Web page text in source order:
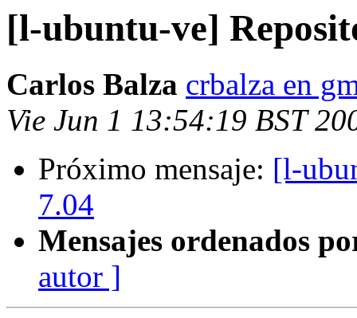
[l-ubuntu-ve]
Carlos Balza crbalza en
Vie Jun 1 13:54:19 BST
Próximo mensaje: [l-
7.04
Mensajes ordenados
autor ]